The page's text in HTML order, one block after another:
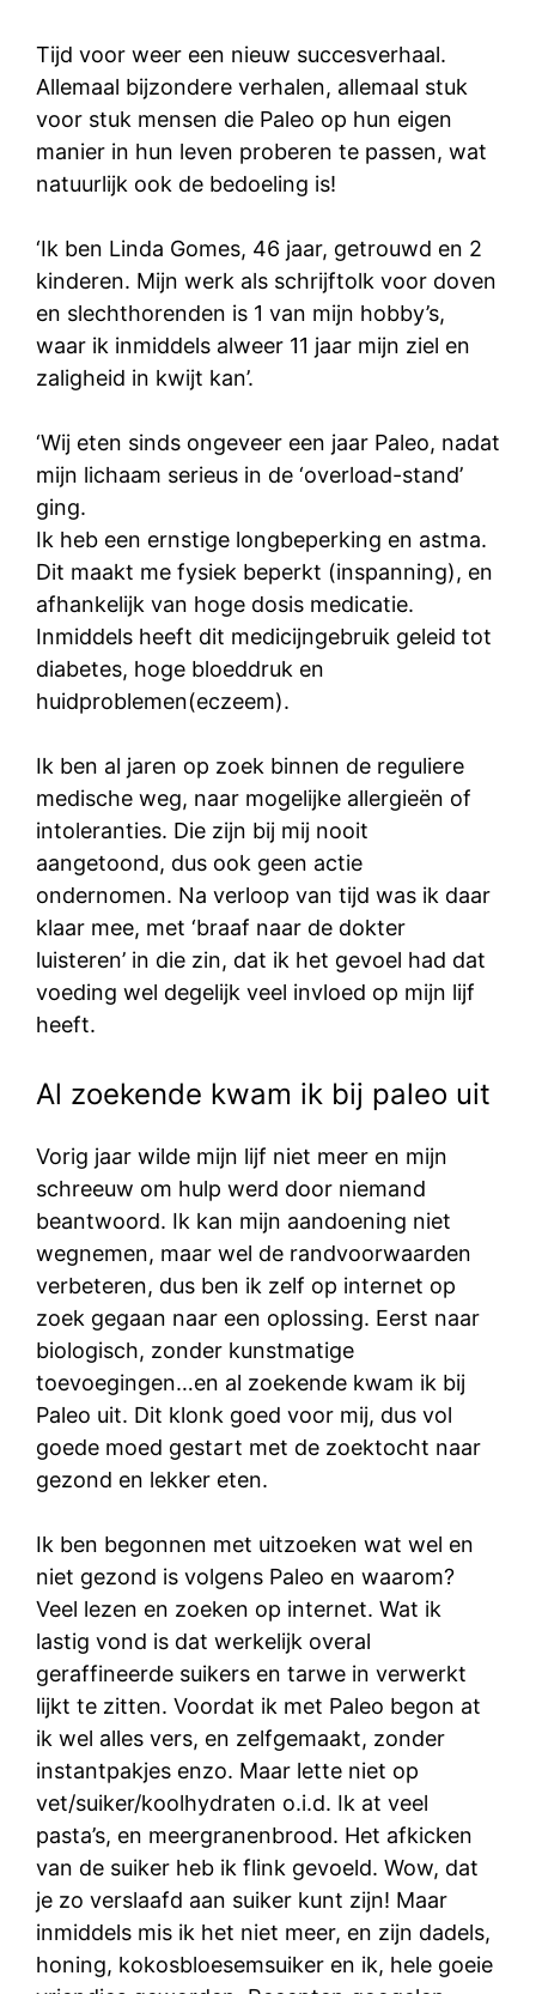
Tijd voor weer een nieuw succesverhaal.
Allemaal bijzondere verhalen, allemaal stuk
voor stuk mensen die Paleo op hun eigen
manier in hun leven proberen te passen, wat
natuurlijk ook de bedoeling is!
‘Ik ben Linda Gomes, 46 jaar, getrouwd en 2
kinderen. Mijn werk als schrijftolk voor doven
en slechthorenden is 1 van mijn hobby’s,
waar ik inmiddels alweer 11 jaar mijn ziel en
zaligheid in kwijt kan’.
‘Wij eten sinds ongeveer een jaar Paleo, nadat
mijn lichaam serieus in de ‘overload-stand’
ging.
Ik heb een ernstige longbeperking en astma.
Dit maakt me fysiek beperkt (inspanning), en
afhankelijk van hoge dosis medicatie.
Inmiddels heeft dit medicijngebruik geleid tot
diabetes, hoge bloeddruk en
huidproblemen(eczeem).
Ik ben al jaren op zoek binnen de reguliere
medische weg, naar mogelijke allergieën of
intoleranties. Die zijn bij mij nooit
aangetoond, dus ook geen actie
ondernomen. Na verloop van tijd was ik daar
klaar mee, met ‘braaf naar de dokter
luisteren’ in die zin, dat ik het gevoel had dat
voeding wel degelijk veel invloed op mijn lijf
heeft.
Al zoekende kwam ik bij paleo uit
Vorig jaar wilde mijn lijf niet meer en mijn
schreeuw om hulp werd door niemand
beantwoord. Ik kan mijn aandoening niet
wegnemen, maar wel de randvoorwaarden
verbeteren, dus ben ik zelf op internet op
zoek gegaan naar een oplossing. Eerst naar
biologisch, zonder kunstmatige
toevoegingen…en al zoekende kwam ik bij
Paleo uit. Dit klonk goed voor mij, dus vol
goede moed gestart met de zoektocht naar
gezond en lekker eten.
Ik ben begonnen met uitzoeken wat wel en
niet gezond is volgens Paleo en waarom?
Veel lezen en zoeken op internet. Wat ik
lastig vond is dat werkelijk overal
geraffineerde suikers en tarwe in verwerkt
lijkt te zitten. Voordat ik met Paleo begon at
ik wel alles vers, en zelfgemaakt, zonder
instantpakjes enzo. Maar lette niet op
vet/suiker/koolhydraten o.i.d. Ik at veel
pasta’s, en meergranenbrood. Het afkicken
van de suiker heb ik flink gevoeld. Wow, dat
je zo verslaafd aan suiker kunt zijn! Maar
inmiddels mis ik het niet meer, en zijn dadels,
honing, kokosbloesemsuiker en ik, hele goeie